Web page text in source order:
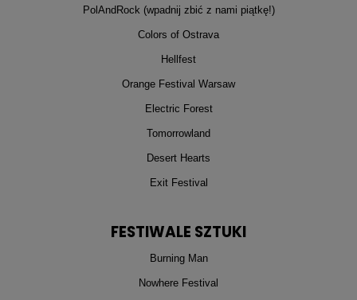
PolAndRock (wpadnij zbić z nami piątkę!)
Colors of Ostrava
Hellfest
Orange Festival Warsaw
Electric Forest
Tomorrowland
Desert Hearts
Exit Festival
FESTIWALE SZTUKI
Burning Man
Nowhere Festival